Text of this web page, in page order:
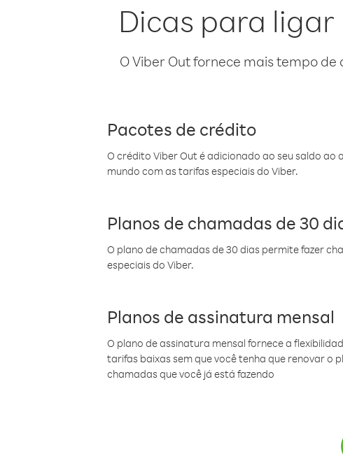
Dicas para
O Viber Out fornece mais tempo
Pacotes de crédito
O crédito Viber Out é adicionado ao seu saldo
mundo com as tarifas especiais do Viber.
Planos de chamadas de 30
O plano de chamadas de 30 dias permite fazer
especiais do Viber.
Planos de assinatura mensal
O plano de assinatura mensal fornece a
tarifas baixas sem que você tenha que renovar o
chamadas que você já está fazendo